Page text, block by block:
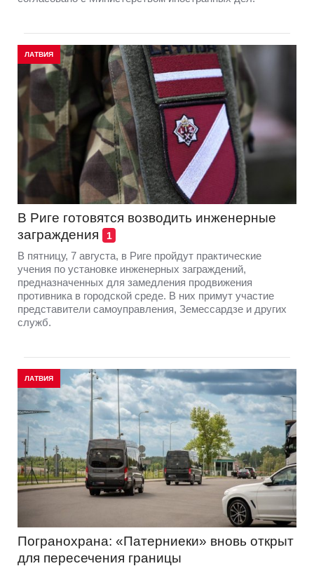
ЛАТВИЯ
В Риге готовятся возводить инженерные
заграждения
1
В пятницу, 7 августа, в Риге пройдут практические
учения по установке инженерных заграждений,
предназначенных для замедления продвижения
противника в городской среде. В них примут участие
представители самоуправления, Земессардзе и других
служб.
ЛАТВИЯ
Погранохрана: «Патерниеки» вновь открыт
для пересечения границы